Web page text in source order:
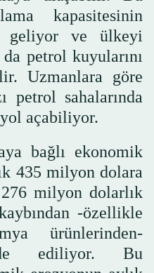
kapasitesinin
geliyor ve ülkeyi
petrol kuyularını
Uzmanlara göre
petrol sahalarında
açabiliyor.
bağlı ekonomik
435 milyon dolara
milyon dolarlık
-özellikle
ürünlerinden-
ediliyor. Bu